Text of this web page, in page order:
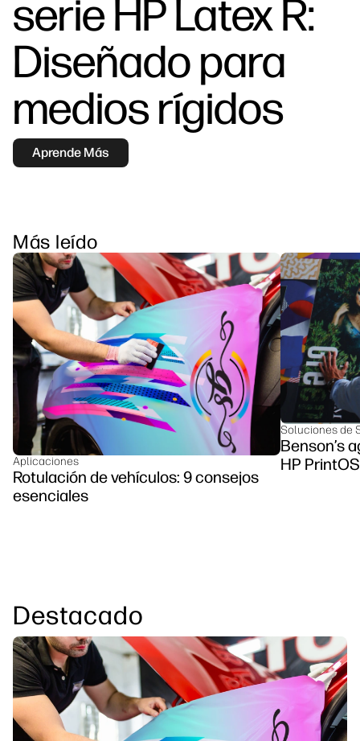
Síguenos
linkedIn
Soluciones de flujo de trabajo
Sostenibilidad
serie HP Latex R:
Diseñado para
medios rígidos
Aprende Más
Más leído
Aplicaciones
Rotulación de vehículos: 9 consejos
esenciales
Soluciones de
Benson’s
HP PrintOS
Destacado